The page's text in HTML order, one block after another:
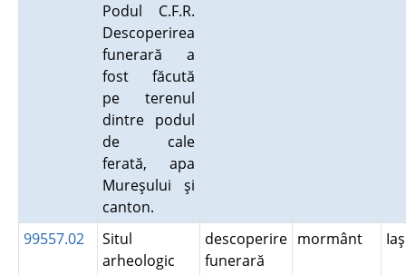
Podul C.F.R.
Descoperirea
funerară a
fost făcută
pe terenul
dintre podul
de cale
ferată, apa
Mureşului şi
canton.
99557.02
Situl
arheologic
descoperire
funerară
mormânt